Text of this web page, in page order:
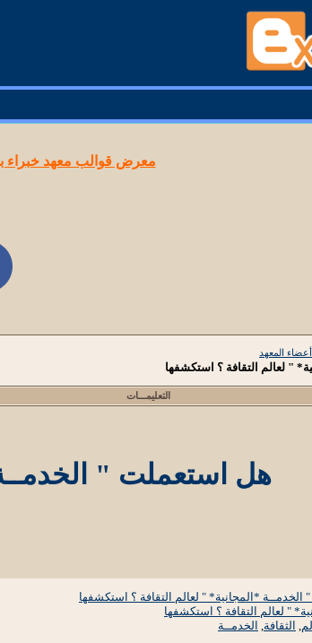
معرض قوالب معهد خبراء
أعضاء المعهد
" لعالم التقافة ؟ استكشفها
التعليمـــات
هل استعملت "
*المجانية* " لعالم التقافة ؟ استكشفها
" لعالم التقافة ؟ استكشفها
, الثقافة, الخدمــة